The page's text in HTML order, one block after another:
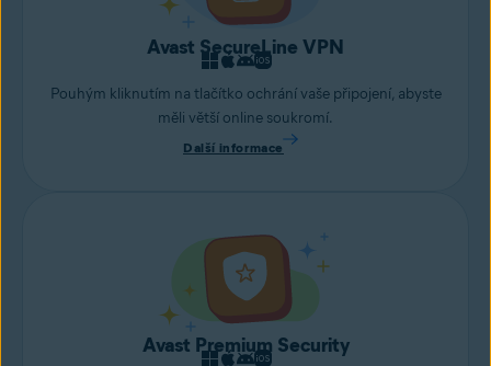
Avast SecureLine VPN
Pouhým kliknutím na tlačítko ochrání vaše připojení, abyste
měli větší online soukromí.
Další informace
Avast Premium Security